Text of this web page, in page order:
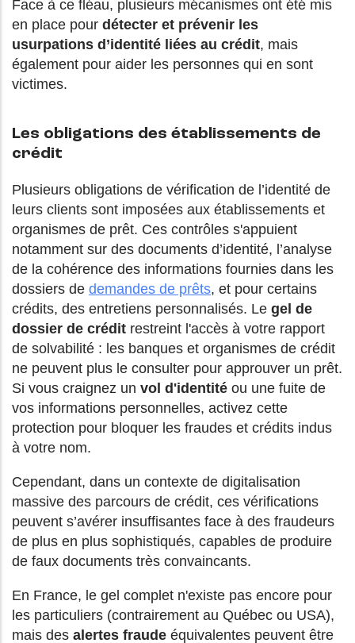
Face à ce fléau, plusieurs mécanismes ont été mis
en place pour détecter et prévenir les
usurpations d’identité liées au crédit, mais
également pour aider les personnes qui en sont
victimes.
Les obligations des établissements de
crédit
Plusieurs obligations de vérification de l’identité de
leurs clients sont imposées aux établissements et
organismes de prêt. Ces contrôles s'appuient
notamment sur des documents d’identité, l’analyse
de la cohérence des informations fournies dans les
dossiers de demandes de prêts, et pour certains
crédits, des entretiens personnalisés. Le gel de
dossier de crédit restreint l'accès à votre rapport
de solvabilité : les banques et organismes de crédit
ne peuvent plus le consulter pour approuver un prêt.
Si vous craignez un vol d'identité ou une fuite de
vos informations personnelles, activez cette
protection pour bloquer les fraudes et crédits indus
à votre nom.
Cependant, dans un contexte de digitalisation
massive des parcours de crédit, ces vérifications
peuvent s’avérer insuffisantes face à des fraudeurs
de plus en plus sophistiqués, capables de produire
de faux documents très convaincants.
En France, le gel complet n'existe pas encore pour
les particuliers (contrairement au Québec ou USA),
mais des alertes fraude équivalentes peuvent être